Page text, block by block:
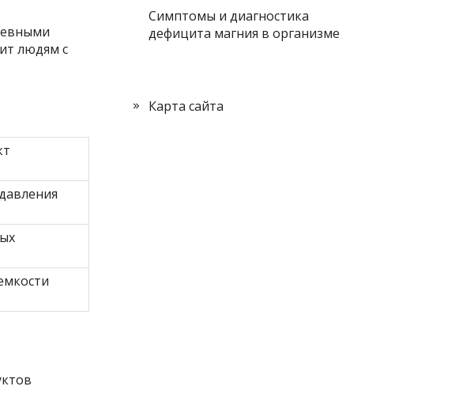
людям с
Симптомы и диагностика
дефицита магния в организме
Карта сайта